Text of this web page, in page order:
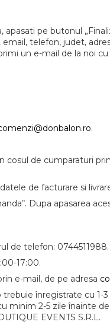
pe butonul
telefon, judet,
un e-mail de la noi
.
cosul de cumparaturi
de facturare si
Dupa apasarea
de telefon: 0744511988.
17:00.
e-mail, de pe adresa
înregistrate cu 1-
minim 2-5 zile înainte
EVENTS S.R.L.